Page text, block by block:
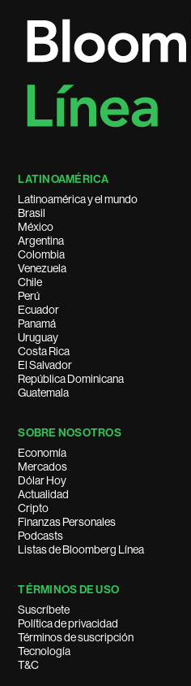
LATINOAMÉRICA
Latinoamérica y el mundo
Brasil
México
Argentina
Colombia
Venezuela
Chile
Perú
Ecuador
Panamá
Uruguay
Costa Rica
El Salvador
República Dominicana
Guatemala
SOBRE NOSOTROS
Economía
Mercados
Dólar Hoy
Actualidad
Cripto
Finanzas Personales
Podcasts
Listas de Bloomberg Línea
TÉRMINOS DE USO
Suscríbete
Política de privacidad
Términos de suscripción
Tecnología
T&C